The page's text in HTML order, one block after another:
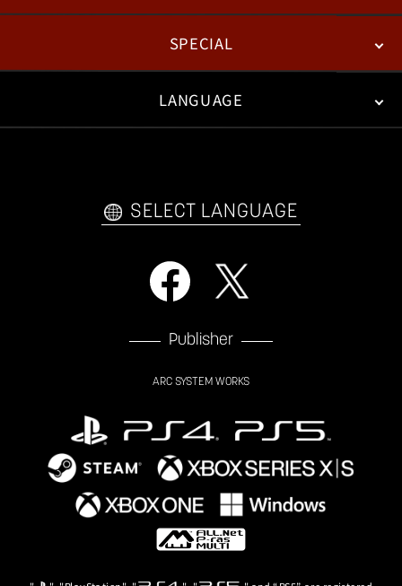
ESPORTS
SPECIAL
WEB COMICS
LANGUAGE
SELECT LANGUAGE
Publisher
ARC SYSTEM WORKS